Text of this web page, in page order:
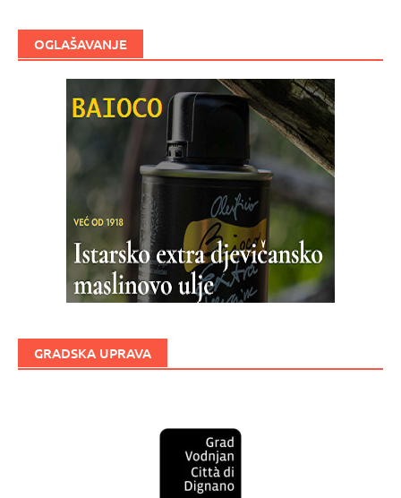
OGLAŠAVANJE
GRADSKA UPRAVA